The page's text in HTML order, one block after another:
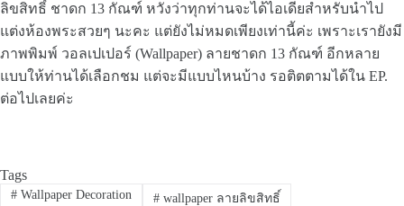
ลิขสิทธิ์ ชาดก 13 กัณฑ์ หวังว่าทุกท่านจะได้ไอเดียสำหรับนำไป
แต่งห้องพระสวยๆ นะคะ แต่ยังไม่หมดเพียงเท่านี้ค่ะ เพราะเรายังมี
ภาพพิมพ์ วอลเปเปอร์ (Wallpaper) ลายชาดก 13 กัณฑ์ อีกหลาย
แบบให้ท่านได้เลือกชม แต่จะมีแบบไหนบ้าง รอติตตามได้ใน EP.
ต่อไปเลยค่ะ
Tags
#Wallpaper Decoration #wallpaper ลายลิขสิทธิ์